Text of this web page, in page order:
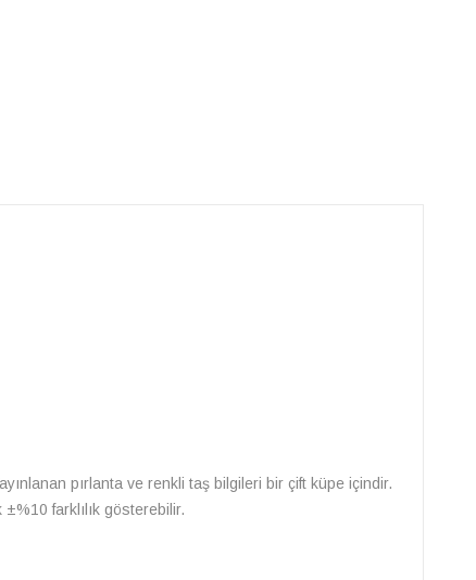
pırlanta ve renkli taş bilgileri bir çift küpe içindir.
farklılık gösterebilir.